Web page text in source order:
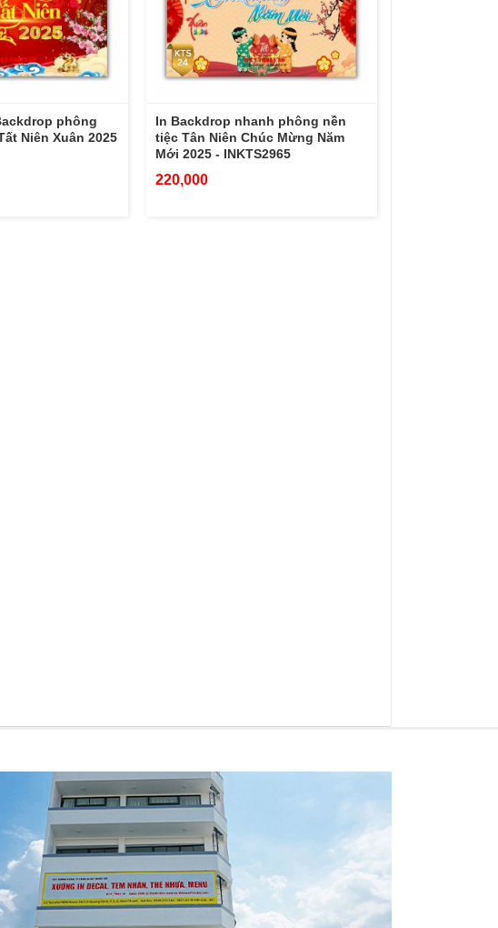
phông
Niên Xuân 2025
In Backdrop nhanh phông nền
tiệc Tân Niên Chúc Mừng Năm
Mới 2025 - INKTS2965
220,000